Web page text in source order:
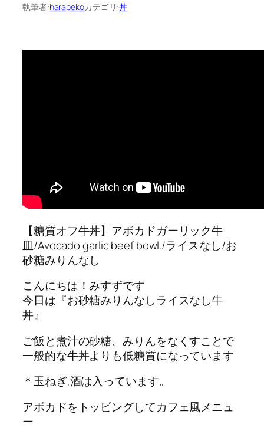
執筆者:harapekoカテゴリ:丼
【糖質オフ牛丼】アボカドガーリック牛
皿/Avocado garlic beef bowl./ライスなし/お
砂糖みりんなし
こんにちは！みすずです
今日は『お砂糖みりんなしライスなし牛
丼』
ご飯と煮汁の砂糖、みりんをなくすことで
一般的な牛丼よりも低糖質になっています
＊玉ねぎ,酒は入っています。
アボカドをトッピングしてカフェ風メニュ
ー